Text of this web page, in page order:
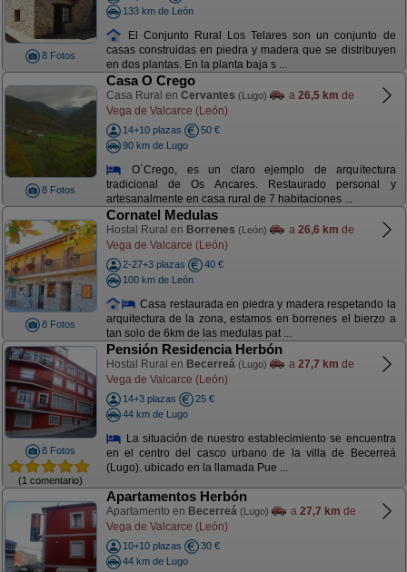
8 Fotos
133 km de León
El Conjunto Rural Los Telares son un conjunto de
casas construidas en piedra y madera que se distribuyen
en dos plantas. En la planta baja s ...
8 Fotos
Casa O Crego
Casa Rural en Cervantes (Lugo) a 26,5 km de
Vega de Valcarce (León)
14+10 plazas
50 €
90 km de Lugo
O´Crego, es un claro ejemplo de arquitectura
tradicional de Os Ancares. Restaurado personal y
artesanalmente en casa rural de 7 habitaciones ...
8 Fotos
Cornatel Medulas
Hostal Rural en Borrenes (León) a 26,6 km de
Vega de Valcarce (León)
2-27+3 plazas
40 €
100 km de León
Casa restaurada en piedra y madera respetando la
arquitectura de la zona, estamos en borrenes el bierzo a
tan solo de 6km de las medulas pat ...
8 Fotos
(1 comentario)
Pensión Residencia Herbón
Hostal Rural en Becerreá (Lugo) a 27,7 km de
Vega de Valcarce (León)
14+3 plazas
25 €
44 km de Lugo
La situación de nuestro establecimiento se encuentra
en el centro del casco urbano de la villa de Becerreá
(Lugo). ubicado en la llamada Pue ...
Apartamentos Herbón
Apartamento en Becerreá (Lugo) a 27,7 km de
Vega de Valcarce (León)
10+10 plazas
30 €
44 km de Lugo